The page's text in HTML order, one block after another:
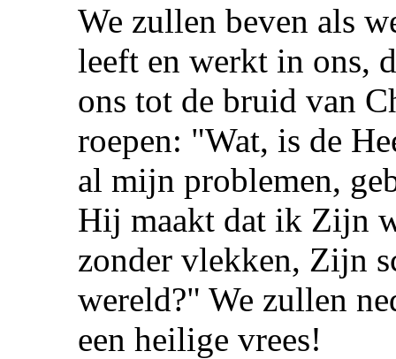
We zullen beven als
leeft en werkt in ons,
ons tot de bruid van
roepen: "Wat, is de
al mijn problemen,
Hij maakt dat ik Zijn
zonder vlekken, Zijn
wereld?" We zullen
een heilige vrees!